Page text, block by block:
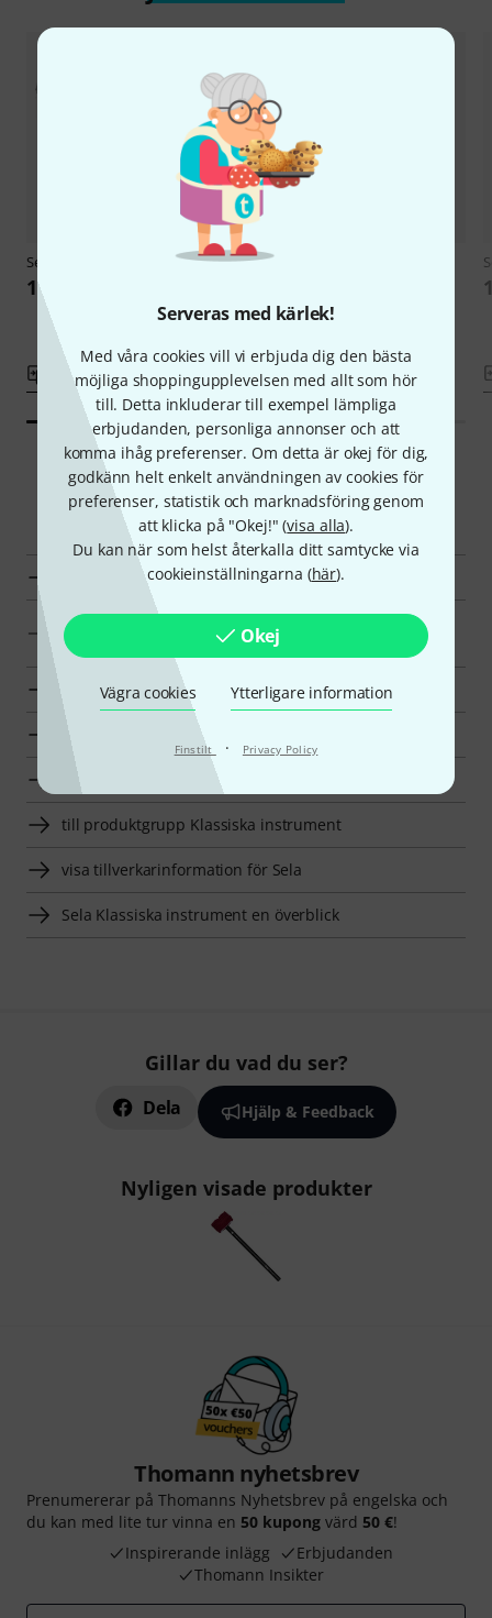
Serveras med kärlek!
Med våra cookies vill vi erbjuda dig den bästa
möjliga shoppingupplevelsen med allt som hör
till. Detta inkluderar till exempel lämpliga
erbjudanden, personliga annonser och att
komma ihåg preferenser. Om detta är okej för dig,
godkänn helt enkelt användningen av cookies för
preferenser, statistik och marknadsföring genom
att klicka på "Okej!" (visa alla).
Du kan när som helst återkalla ditt samtycke via
cookieinställningarna (här).
Okej
Vägra cookies Ytterligare information
Finstilt · Privacy Policy
Sela SEGOM3L Gong Mallet
1 329 kr
Jämför
Sela
Jämför
Smart Navigator
Sela Klubbor för TamTams/Gongs en överblick
Klubbor för TamTams/Gongs till priser från 1250 kr -
1750 kr annonser
till produktgrupp Klubbor för TamTams/Gongs
till produktgrupp Klubbor
till produktgrupp Orkester slagverk
till produktgrupp Klassiska instrument
visa tillverkarinformation för Sela
Sela Klassiska instrument en överblick
Gillar du vad du ser?
Dela Hjälp & Feedback
Nyligen visade produkter
Thomann nyhetsbrev
Prenumererar på Thomanns Nyhetsbrev på engelska och
du kan med lite tur vinna en 50 kupong värd 50 €!
Inspirerande inlägg
Erbjudanden
Thomann Insikter